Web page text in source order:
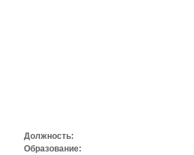
Должность:
Образование: